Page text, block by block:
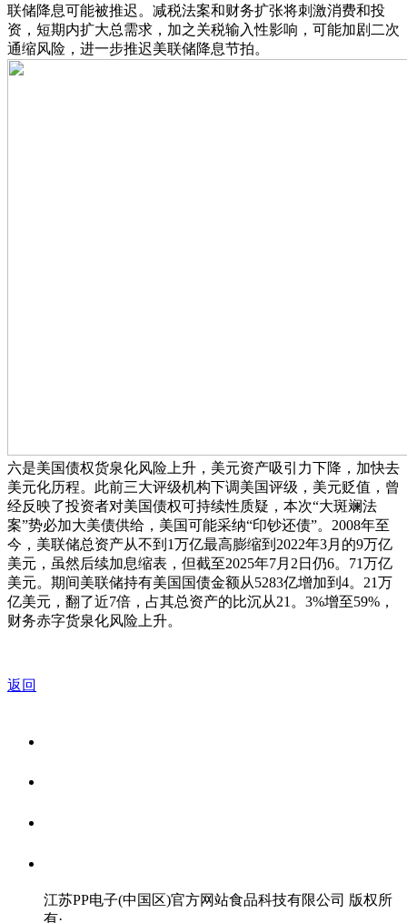
联储降息可能被推迟。减税法案和财务扩张将刺激消费和投
资，短期内扩大总需求，加之关税输入性影响，可能加剧二次
通缩风险，进一步推迟美联储降息节拍。
六是美国债权货泉化风险上升，美元资产吸引力下降，加快去
美元化历程。此前三大评级机构下调美国评级，美元贬值，曾
经反映了投资者对美国债权可持续性质疑，本次“大斑斓法
案”势必加大美债供给，美国可能采纳“印钞还债”。2008年至
今，美联储总资产从不到1万亿最高膨缩到2022年3月的9万亿
美元，虽然后续加息缩表，但截至2025年7月2日仍6。71万亿
美元。期间美联储持有美国国债金额从5283亿增加到4。21万
亿美元，翻了近7倍，占其总资产的比沉从21。3%增至59%，
财务赤字货泉化风险上升。
返回
江苏PP电子(中国区)官方网站食品科技有限公司 版权所
有·